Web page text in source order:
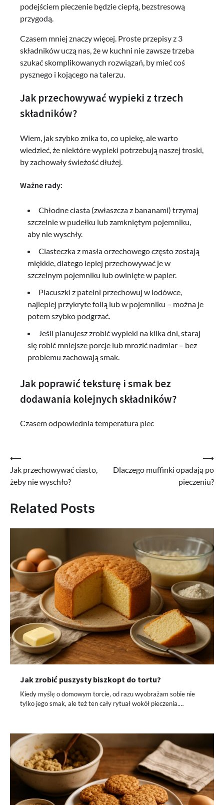
podejściem pieczenie będzie ciepłą, bezstresową
przygodą.
Czasem mniej znaczy więcej. Proste przepisy z 3
składników uczą nas, że w kuchni nie zawsze trzeba
szukać skomplikowanych rozwiązań, by mieć coś
pysznego i kojącego na talerzu.
Jak przechowywać wypieki z trzech
składników?
Wiem, jak szybko znika to, co upiekę, ale warto
wiedzieć, że niektóre wypieki potrzebują naszej troski,
by zachowały świeżość dłużej.
Ważne rady:
Chłodne ciasta (zwłaszcza z bananami) trzymaj
szczelnie w pudełku lub zamkniętym pojemniku,
aby nie wyschły.
Ciasteczka z masła orzechowego często zostają
miękkie, dlatego lepiej przechowywać je w
szczelnym pojemniku lub owinięte w papier.
Placuszki z patelni przechowuj w lodówce,
najlepiej przykryte folią lub w pojemniku – można je
potem szybko podgrzać.
Jeśli planujesz zrobić wypieki na kilka dni, staraj
się robić mniejsze porcje lub mrozić nadmiar – bez
problemu zachowają smak.
Jak poprawić teksturę i smak bez
dodawania kolejnych składników?
Czasem odpowiednia temperatura piec
Nawigacja
wpisu
⟵
Jak przechowywać ciasto,
żeby nie wyschło?
Dlaczego muffinki opadają po
pieczeniu?
⟶
Related Posts
Jak zrobić puszysty biszkopt do tortu?
Kiedy myślę o domowym torcie, od razu wyobrażam sobie nie
tylko jego smak, ale też ten cały rytuał wokół pieczenia.…